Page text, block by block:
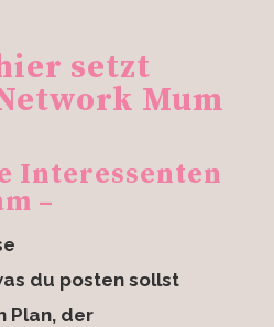
setzt
Mum
Interessenten
–
du posten sollst
Plan, der